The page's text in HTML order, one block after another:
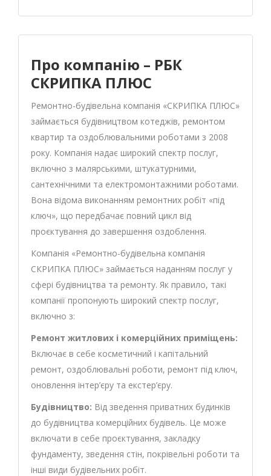
Про компанію – РБК
СКРИПКА ПЛЮС
Ремонтно-будівельна компанія «СКРИПКА ПЛЮС»
займається будівництвом котеджів, ремонтом
квартир та оздоблювальними роботами з 2008
року. Компанія надає широкий спектр послуг,
включно з малярськими, штукатурними,
сантехнічними та електромонтажними роботами.
Вона відома виконанням ремонтних робіт «під
ключ», що передбачає повний цикл від
проєктування до завершення оздоблення.
Компанія «Ремонтно-будівельна компанія
СКРИПКА ПЛЮС» займається наданням послуг у
сфері будівництва та ремонту. Як правило, такі
компанії пропонують широкий спектр послуг,
включно з:
Ремонт житлових і комерційних приміщень:
Включає в себе косметичний і капітальний
ремонт, оздоблювальні роботи, ремонт під ключ,
оновлення інтер’єру та екстер’єру.
Будівництво: Від зведення приватних будинків
до будівництва комерційних будівель. Це може
включати в себе проєктування, закладку
фундаменту, зведення стін, покрівельні роботи та
інші види будівельних робіт.